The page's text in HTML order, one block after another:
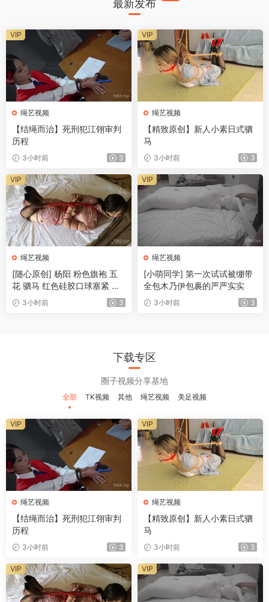
最新发布
绳艺视频
【结绳而治】死刑犯江翎审判
历程
3小时前 3
VIP
绳艺视频
【精致原创】新人小素日式驷
马
3小时前 3
VIP
绳艺视频
[随心原创] 杨阳 粉色旗袍 五
花 驷马 红色硅胶口球塞紧 衣
服太小了 身材不能完美体现
3小时前 3
VIP
绳艺视频
[小萌同学] 第一次试试被绷带
全包木乃伊包裹的严严实实
3小时前 3
VIP
下载专区
圈子视频分享基地
全部 TK视频 其他 绳艺视频 美足视频
绳艺视频
【结绳而治】死刑犯江翎审判
历程
3小时前 3
VIP
绳艺视频
【精致原创】新人小素日式驷
马
3小时前 3
VIP
VIP VIP